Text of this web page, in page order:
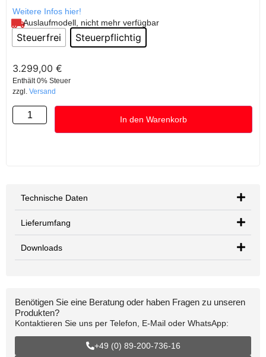
Weitere Infos hier!
Auslaufmodell, nicht mehr verfügbar
Steuerfrei Steuerpflichtig
3.299,00 €
Enthält 0% Steuer
zzgl. Versand
In den Warenkorb
Technische Daten
Lieferumfang
Downloads
Benötigen Sie eine Beratung oder haben Fragen zu unseren
Produkten?
Kontaktieren Sie uns per Telefon, E-Mail oder WhatsApp:
+49 (0) 89-200-736-16